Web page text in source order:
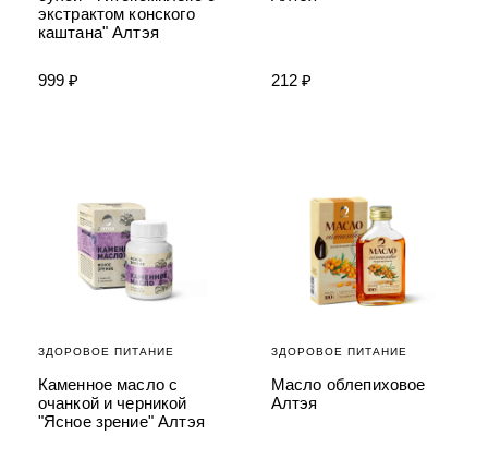
экстрактом конского
каштана" Алтэя
999 ₽ 212 ₽
ЗДОРОВОЕ ПИТАНИЕ
Каменное масло с
очанкой и черникой
"Ясное зрение" Алтэя
ЗДОРОВОЕ ПИТАНИЕ
Масло облепиховое
Алтэя